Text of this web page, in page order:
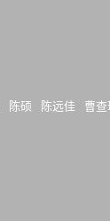
陈硕 陈远佳 曹查